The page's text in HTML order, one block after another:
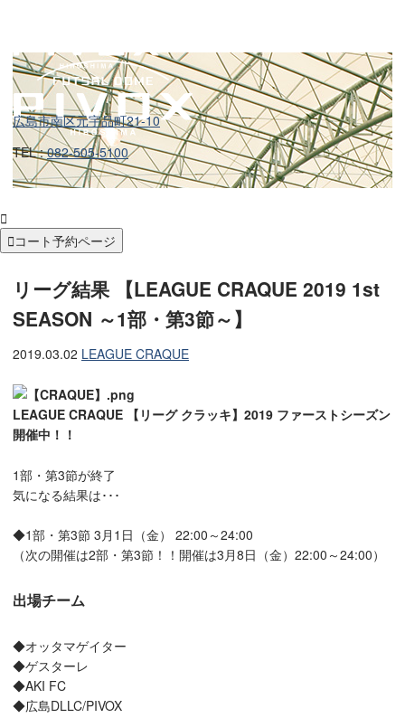

コート予約ページ
広島市南区元宇品町21-10
TEL :082-505-5100
リーグ結果 【LEAGUE CRAQUE 2019 1st
SEASON ～1部・第3節～】
2019.03.02 LEAGUE CRAQUE
LEAGUE CRAQUE 【リーグ クラッキ】 2019 ファーストシーズン
開催中！！
1部・第3節が終了
気になる結果は･･･
◆1部・第3節 3月1日（金） 22:00～24:00
（次の開催は2部・第3節！！開催は3月8日（金）22:00～24:00）
出場チーム
◆オッタマゲイター
◆ゲスターレ
◆AKI FC
◆広島DLLC/PIVOX